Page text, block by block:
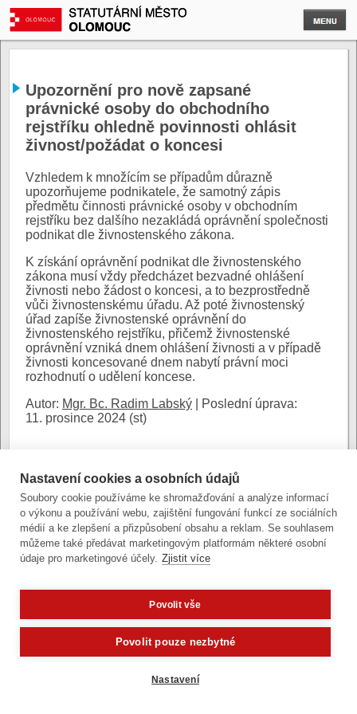
Upozornění pro nově zapsané
právnické osoby do obchodního
rejstříku ohledně povinnosti ohlásit
živnost/požádat o koncesi
Vzhledem k množícím se případům důrazně
upozorňujeme podnikatele, že samotný zápis
předmětu činnosti právnické osoby v obchodním
rejstříku bez dalšího nezakládá oprávnění společnosti
podnikat dle živnostenského zákona.
K získání oprávnění podnikat dle živnostenského
zákona musí vždy předcházet bezvadné ohlášení
živnosti nebo žádost o koncesi, a to bezprostředně
vůči živnostenskému úřadu. Až poté živnostenský
úřad zapíše živnostenské oprávnění do
živnostenského rejstříku, přičemž živnostenské
oprávnění vzniká dnem ohlášení živnosti a v případě
živnosti koncesované dnem nabytí právní moci
rozhodnutí o udělení koncese.
Autor: Mgr. Bc. Radim Labský
Poslední úprava:
11. prosince 2024 (st)
Zobrazit verzi pro počítač
Články a fotografie lze kopírovat jen se svolením provozovatele
vývoj|správa obsahu| design:Rency
přístupnost
gdpr| cookies,nastavení cookies
Nastavení cookies a osobních údajů
Soubory cookie používáme ke shromažďování a analýze informací
o výkonu a používání webu, zajištění fungování funkcí ze sociálních
médií a ke zlepšení a přizpůsobení obsahu a reklam. Se souhlasem
můžeme také předávat marketingovým platformám některé osobní
údaje pro marketingové účely. Zjistit více
Povolit vše
Povolit pouze nezbytné
Nastavení
Potřebujete poradit?Zeptejte se naše